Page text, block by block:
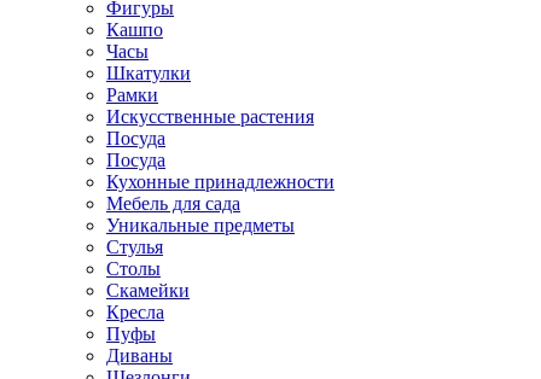
Фигуры
Кашпо
Часы
Шкатулки
Рамки
Искусственные растения
Посуда
Посуда
Кухонные принадлежности
Мебель для сада
Уникальные предметы
Стулья
Столы
Скамейки
Кресла
Пуфы
Диваны